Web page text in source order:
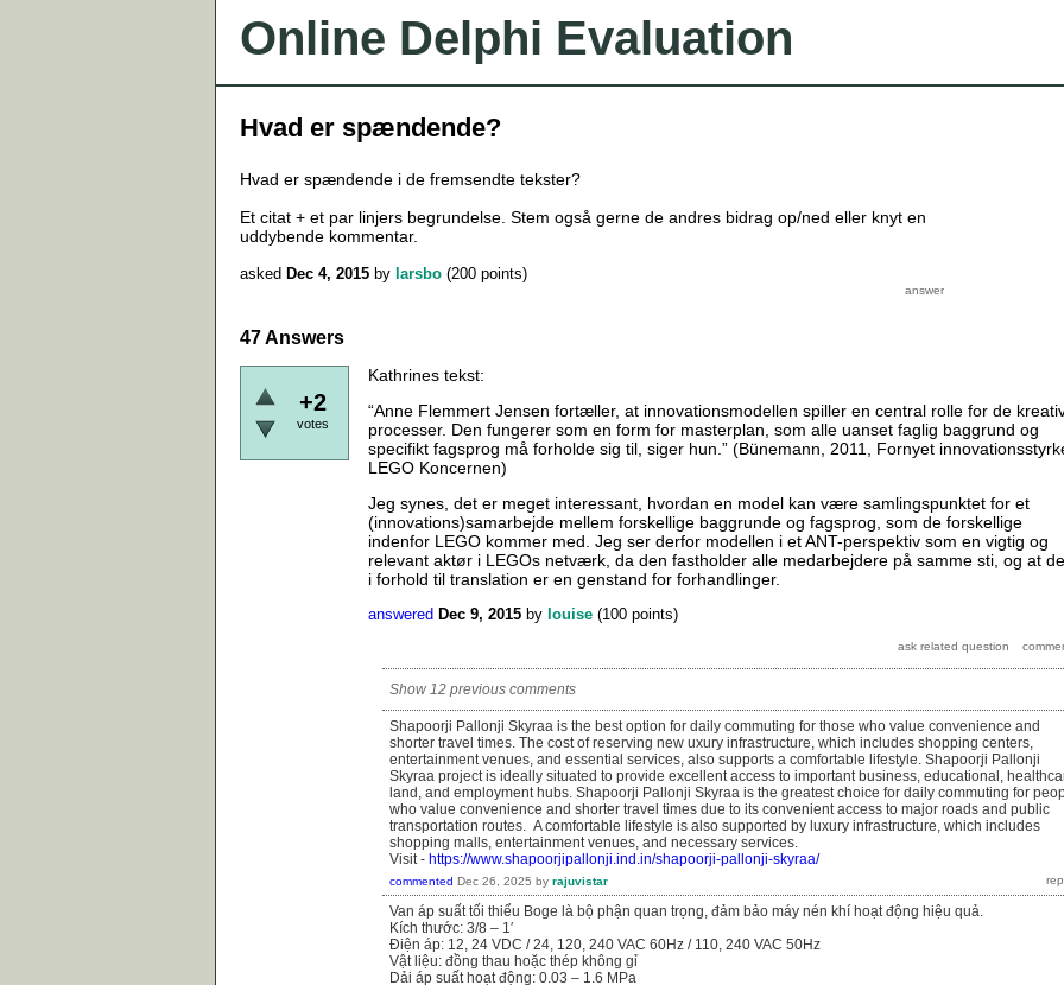
Online Delphi Evaluation
Hvad er spændende?
Hvad er spændende i de fremsendte tekster?
Et citat + et par linjers begrundelse. Stem også gerne de andres bidrag op/ned eller knyt en
uddybende kommentar.
asked Dec 4, 2015 by larsbo (200 points)
47 Answers
+2
votes
Kathrines tekst:
“Anne Flemmert Jensen fortæller, at innovationsmodellen spiller en central rolle for de
processer. Den fungerer som en form for masterplan, som alle uanset faglig baggrund og
specifikt fagsprog må forholde sig til, siger hun.” (Bünemann, 2011, Fornyet
LEGO Koncernen)
Jeg synes, det er meget interessant, hvordan en model kan være samlingspunktet for et
(innovations)samarbejde mellem forskellige baggrunde og fagsprog, som de forskellige
indenfor LEGO kommer med. Jeg ser derfor modellen i et ANT-perspektiv som en vigtig og
relevant aktør i LEGOs netværk, da den fastholder alle medarbejdere på samme sti, og at
i forhold til translation er en genstand for forhandlinger.
answered Dec 9, 2015 by louise (100 points)
Show 12 previous comments
Shapoorji Pallonji Skyraa is the best option for daily commuting for those who value convenience and
shorter travel times. The cost of reserving new uxury infrastructure, which includes shopping centers,
entertainment venues, and essential services, also supports a comfortable lifestyle. Shapoorji Pallonji
Skyraa project is ideally situated to provide excellent access to important business, educational,
land, and employment hubs. Shapoorji Pallonji Skyraa is the greatest choice for daily commuting for
who value convenience and shorter travel times due to its convenient access to major roads and public
transportation routes. A comfortable lifestyle is also supported by luxury infrastructure, which includes
shopping malls, entertainment venues, and necessary services.
Visit - https://www.shapoorjipallonji.ind.in/shapoorji-pallonji-skyraa/
commented Dec 26, 2025 by rajuvistar
Van áp suất tối thiểu Boge là bộ phận quan trọng, đảm bảo máy nén khí hoạt động hiệu quả.
Kích thước: 3/8 – 1′
Điện áp: 12, 24 VDC / 24, 120, 240 VAC 60Hz / 110, 240 VAC 50Hz
Vật liệu: đồng thau hoặc thép không gỉ
Dải áp suất hoạt động: 0.03 – 1.6 MPa